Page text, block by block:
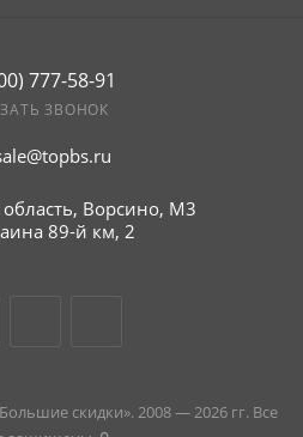
777-58-91
ЗВОНОК
область, Ворсино, М3
89-й км, 2
Киевское шоссе 35,
плюс
скидки». 2008 — 2026 гг. Все